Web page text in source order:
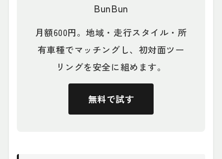
BunBun
月額600円。地域・走行スタイル・所
有車種でマッチングし、初対面ツー
リングを安全に組めます。
無料で試す